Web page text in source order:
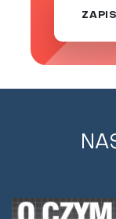
naturalne
świecie.